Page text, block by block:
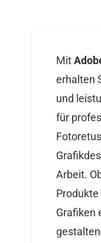
Mit
erhalten
und
für
Arbeit.
Grafiken